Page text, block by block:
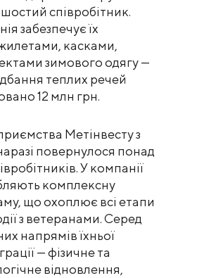
співробітник.
забезпечує їх
касками,
зимового одягу —
теплих речей
12 млн грн.
Метінвесту з
повернулося понад
У компанії
комплексну
що охоплює всі етапи
з ветеранами. Серед
напрямів їхньої
— фізичне та
відновлення,